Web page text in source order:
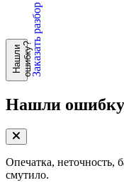
Н
а
ш
л
и
о
ш
и
б
к
у?Заказать разбор
Нашли
Опечатка, неточность,
смутило.